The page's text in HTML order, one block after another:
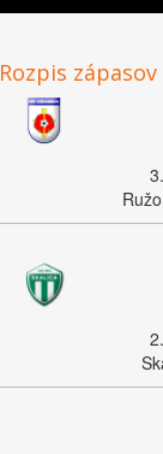
Rozpis zápasov